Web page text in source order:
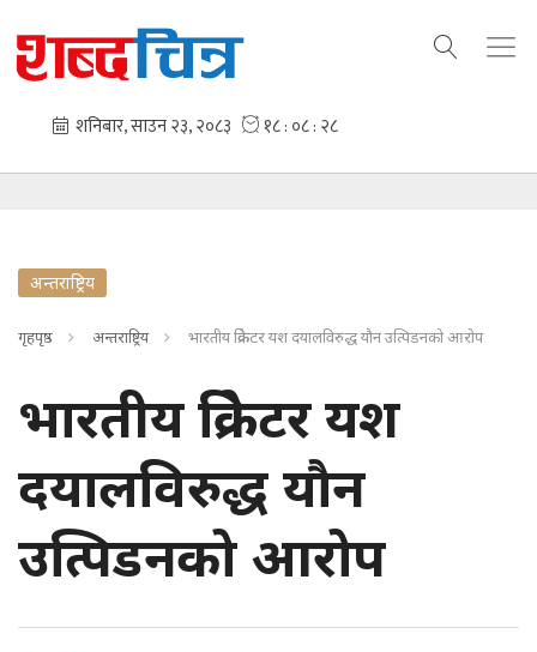
अन्तराष्ट्रिय
गृहपृष्ठ अन्तराष्ट्रिय भारतीय क्रिकेटर यश दयालविरुद्ध यौन उत्पिडनको आरोप
भारतीय क्रिकेटर यश
दयालविरुद्ध यौन
उत्पिडनको आरोप